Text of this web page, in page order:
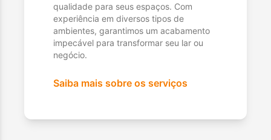
qualidade para seus espaços. Com
experiência em diversos tipos de
ambientes, garantimos um acabamento
impecável para transformar seu lar ou
negócio.
Saiba mais sobre os serviços